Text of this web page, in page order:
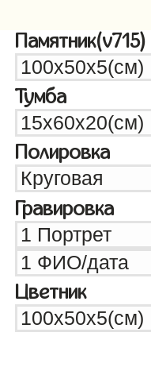
Памятник(v715)
Тумба
Полировка
Гравировка
Цветник